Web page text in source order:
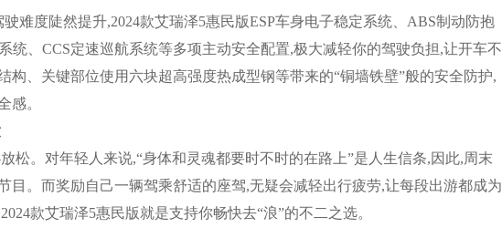
度陡然提升,2024款艾瑞泽5惠民版ESP车身电子稳定系统、ABS制动防抱
统、CCS定速巡航系统等多项主动安全配置,极大减轻你的驾驶负担,让开车不
构、关键部位使用六块超高强度热成型钢等带来的“铜墙铁壁”般的安全防护,
感。
。对年轻人来说,“身体和灵魂都要时不时的在路上”是人生信条,因此,周末
目。而奖励自己一辆驾乘舒适的座驾,无疑会减轻出行疲劳,让每段出游都成为
款艾瑞泽5惠民版就是支持你畅快去“浪”的不二之选。